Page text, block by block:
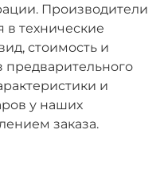
Производители
в технические
стоимость и
предварительного
и
у наших
заказа.